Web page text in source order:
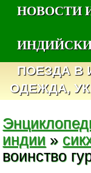
НОВОСТИ
ПОЕЗДА В
ОДЕЖДА,
индии »
воинство